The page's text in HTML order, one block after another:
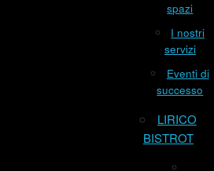
spazi
I nostri
servizi
Eventi di
successo
LIRICO
BISTROT